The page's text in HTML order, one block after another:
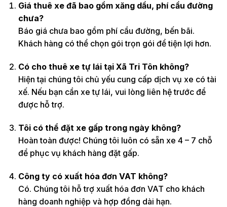
Giá thuê xe đã bao gồm xăng dầu, phí cầu đường
chưa?
Báo giá chưa bao gồm phí cầu đường, bến bãi.
Khách hàng có thể chọn gói trọn gói để tiện lợi hơn.
Có cho thuê xe tự lái tại Xã Tri Tôn không?
Hiện tại chúng tôi chủ yếu cung cấp dịch vụ xe có tài
xế. Nếu bạn cần xe tự lái, vui lòng liên hệ trước để
được hỗ trợ.
Tôi có thể đặt xe gấp trong ngày không?
Hoàn toàn được! Chúng tôi luôn có sẵn xe 4 – 7 chỗ
để phục vụ khách hàng đặt gấp.
Công ty có xuất hóa đơn VAT không?
Có. Chúng tôi hỗ trợ xuất hóa đơn VAT cho khách
hàng doanh nghiệp và hợp đồng dài hạn.